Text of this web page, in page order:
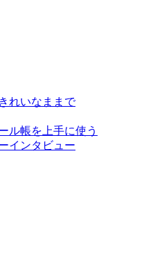
れいなままで
ル帳を上手に使う
インタビュー